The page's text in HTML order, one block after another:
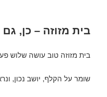
בית מזוזה – כן,
בית מזוזה טוב עושה שלוש
שומר על הקלף, יושב נכון,